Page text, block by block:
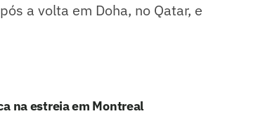
a volta em Doha, no Qatar, e
na estreia em Montreal